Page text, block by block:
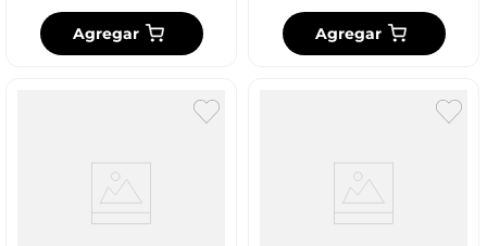
Agregar Agregar